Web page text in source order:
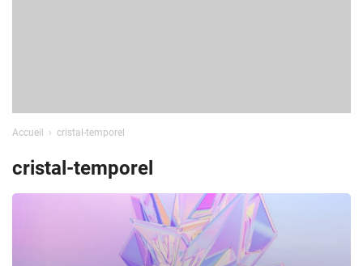
Accueil cristal-temporel
cristal-temporel